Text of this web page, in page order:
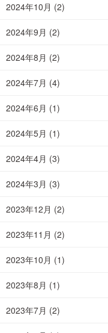
2024年10月 (2)
2024年9月 (2)
2024年8月 (2)
2024年7月 (4)
2024年6月 (1)
2024年5月 (1)
2024年4月 (3)
2024年3月 (3)
2023年12月 (2)
2023年11月 (2)
2023年10月 (1)
2023年8月 (1)
2023年7月 (2)